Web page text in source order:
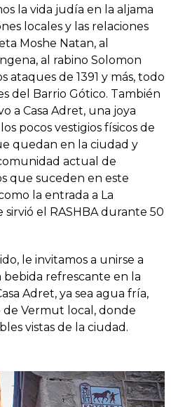
la vida judía en la aljama
locales y las relaciones
Moshe Natan, al
al rabino Solomon
ataques de 1391 y más, todo
del Barrio Gótico. También
a Casa Adret, una joya
pocos vestigios físicos de
quedan en la ciudad y
actual de
que suceden en este
la entrada a La
el RASHBA durante 50
le invitamos a unirse a
refrescante en la
Adret, ya sea agua fría,
de Vermut local, donde
vistas de la ciudad.